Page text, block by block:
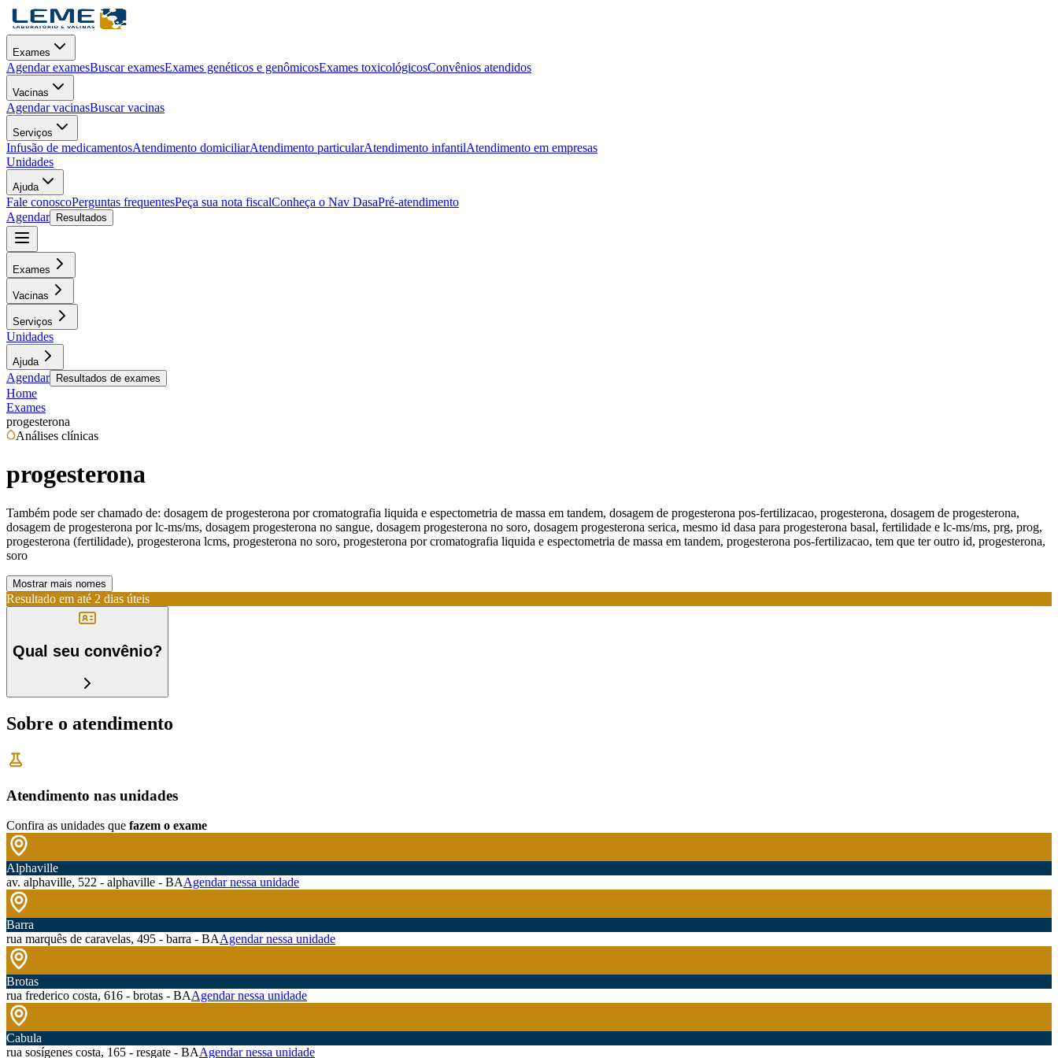
Exames
Agendar examesBuscar examesExames genéticos e genômicosExames toxicológicosConvênios atendidos
Vacinas
Agendar vacinasBuscar vacinas
Serviços
Infusão de medicamentosAtendimento domiciliarAtendimento particularAtendimento infantilAtendimento em empresas
Unidades
Ajuda
Fale conoscoPerguntas frequentesPeça sua nota fiscalConheça o Nav DasaPré-atendimento
Agendar
Resultados
Exames
Vacinas
Serviços
Unidades
Ajuda
Agendar Resultados de exames
Home
Exames
progesterona
Análises clínicas
progesterona
Também pode ser chamado de: dosagem de progesterona por cromatografia liquida e espectometria de massa em tandem, dosagem de progesterona pos-fertilizacao, progesterona, dosagem de progesterona,
dosagem de progesterona por lc-ms/ms, dosagem progesterona no sangue, dosagem progesterona no soro, dosagem progesterona serica, mesmo id dasa para progesterona basal, fertilidade e lc-ms/ms, prg, prog,
progesterona (fertilidade), progesterona lcms, progesterona no soro, progesterona por cromatografia liquida e espectometria de massa em tandem, progesterona pos-fertilizacao, tem que ter outro id, progesterona,
soro
Mostrar mais nomes
Resultado em até 2 dias úteis
Qual seu convênio?
Sobre o atendimento
Atendimento nas unidades
Confira as unidades que fazem o exame
Alphaville
av. alphaville, 522 - alphaville - BAAgendar nessa unidade
Barra
rua marquês de caravelas, 495 - barra - BAAgendar nessa unidade
Brotas
rua frederico costa, 616 - brotas - BAAgendar nessa unidade
Cabula
rua sosígenes costa, 165 - resgate - BAAgendar nessa unidade